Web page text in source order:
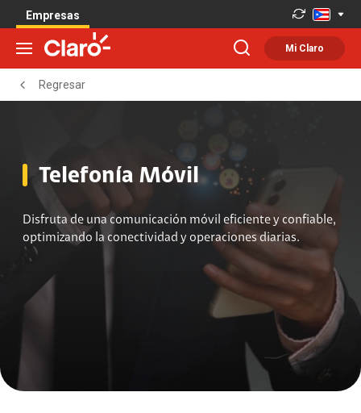
Empresas
Mi Claro
Regresar
Telefonía Móvil
Disfruta de una comunicación móvil eficiente y confiable,
optimizando la conectividad y operaciones diarias.